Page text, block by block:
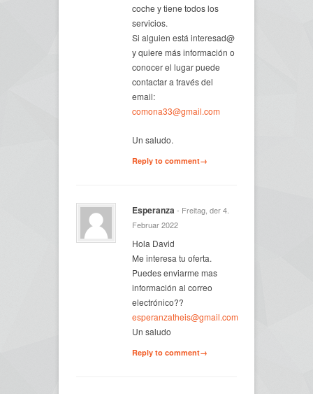
coche y tiene todos los
servicios.
Si alguien está interesad@
y quiere más información o
conocer el lugar puede
contactar a través del
email:
comona33@gmail.com
Un saludo.
Reply to comment→
Esperanza- Freitag, der 4.
Februar 2022
Hola David
Me interesa tu oferta.
Puedes enviarme mas
información al correo
electrónico??
esperanzatheis@gmail.com
Un saludo
Reply to comment→